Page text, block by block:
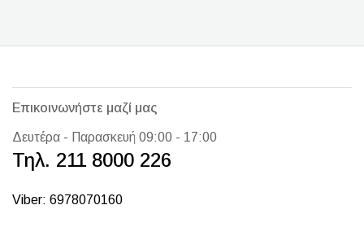
Επικοινωνήστε μαζί μας
Δευτέρα - Παρασκευή 09:00 - 17:00
Τηλ. 211 8000 226
Viber: 6978070160